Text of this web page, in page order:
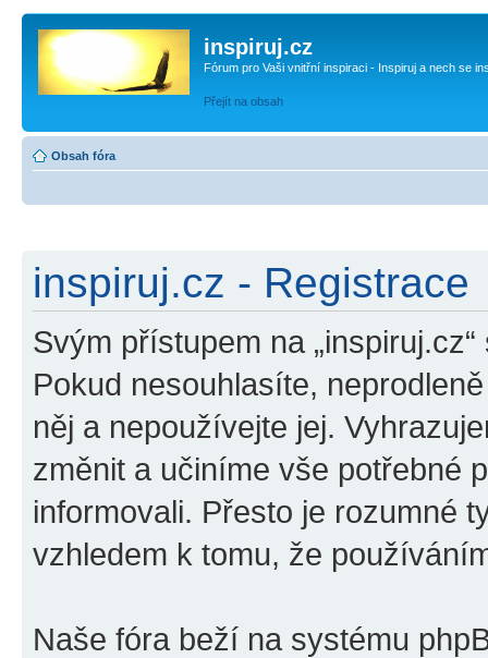
inspiruj.cz
Fórum pro Vaši vnitřní inspiraci - Inspiruj a nech se
Přejít na obsah
Obsah fóra
inspiruj.cz - Registrace
Svým přístupem na
Pokud nesouhlasíte,
něj a nepoužívejte jej.
změnit a učiníme vše potřebné
informovali. Přesto je rozumné
vzhledem k tomu, že
Naše fóra beží na systému